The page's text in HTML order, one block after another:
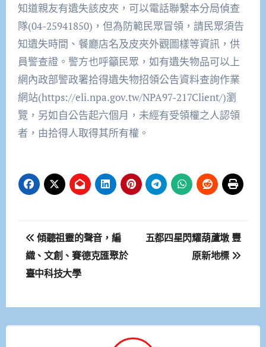
知道親友有遺失該皮夾，可以電話聯繫本分局偵查
隊(04-25941850)，但為防範民眾冒領，請民眾須告
知遺失時間、餐廳店名及皮夾外觀圖樣等資訊，供
員警查證。警方也呼籲民眾，如有遺失物品可以上
網內政部警政署拾得遺失物招領公告資料查詢作業
網站(https://eli.npa.gov.tw/NPA97-217Client/)瀏
覽，另如自公告起六個月，未經有受領權之人認領
者，由拾得人取得其所有權。
文
章
導
覽
傾聽祖靈的聲音，編
織、文創、賽德克匯聚於
臺中科技大學
五都四星閃耀葫蘆墩 豐
原新地標